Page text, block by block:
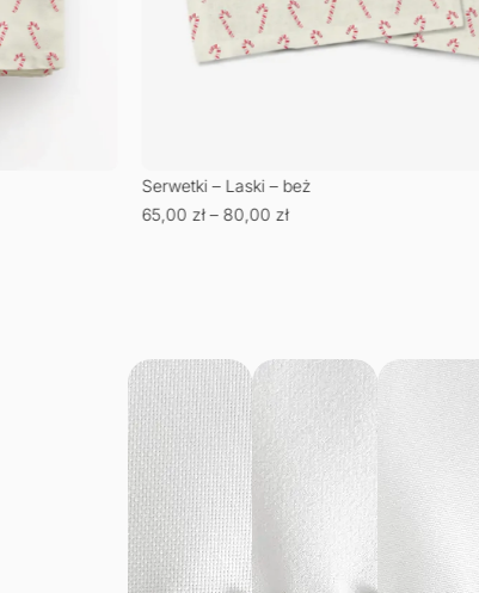
Serwetki – Laski – beż
65,00 zł – 80,00 zł